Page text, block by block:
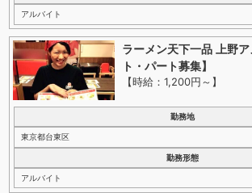
アルバイト
ラーメン天下一品 上野
ト・パート募集】
【時給：1,200円～ 】
勤務地
東京都台東区
勤務形態
アルバイト